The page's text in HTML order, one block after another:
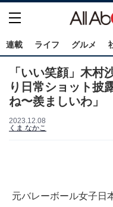
連載 ライフ グルメ
「いい笑顔」木村
り日常ショット披
ね〜羨ましいわ」
2023.12.08
くま なかこ
元バレーボール女子日